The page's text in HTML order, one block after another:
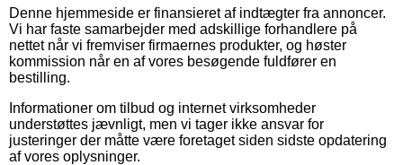
Denne hjemmeside er finansieret af indtægter fra annoncer.
Vi har faste samarbejder med adskillige forhandlere på
nettet når vi fremviser firmaernes produkter, og høster
kommission når en af vores besøgende fuldfører en
bestilling.
Informationer om tilbud og internet virksomheder
understøttes jævnligt, men vi tager ikke ansvar for
justeringer der måtte være foretaget siden sidste opdatering
af vores oplysninger.